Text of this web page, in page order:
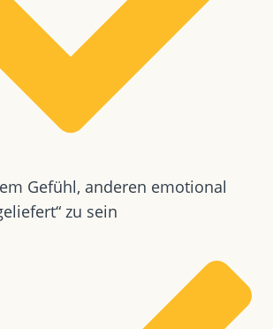
Gefühl, anderen emotional
zu sein